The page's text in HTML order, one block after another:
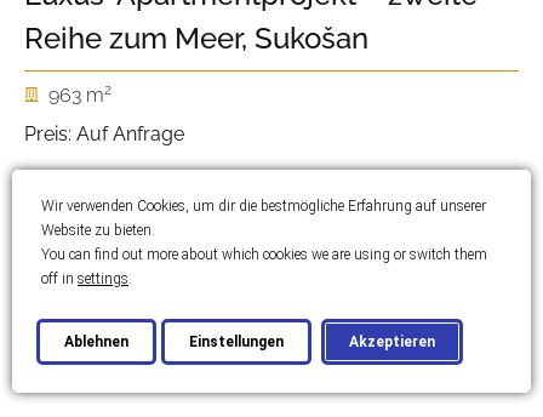
Reihe zum Meer, Sukošan
963 m2
Preis: Auf Anfrage
Wir verwenden Cookies, um dir die bestmögliche Erfahrung auf unserer
Website zu bieten.
You can find out more about which cookies we are using or switch them
off in settings.
Akzeptieren
Ablehnen Einstellungen